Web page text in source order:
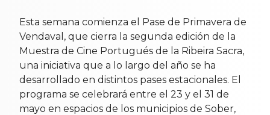
Esta semana comienza el Pase de Primavera de
Vendaval, que cierra la segunda edición de la
Muestra de Cine Portugués de la Ribeira Sacra,
una iniciativa que a lo largo del año se ha
desarrollado en distintos pases estacionales. El
programa se celebrará entre el 23 y el 31 de
mayo en espacios de los municipios de Sober,